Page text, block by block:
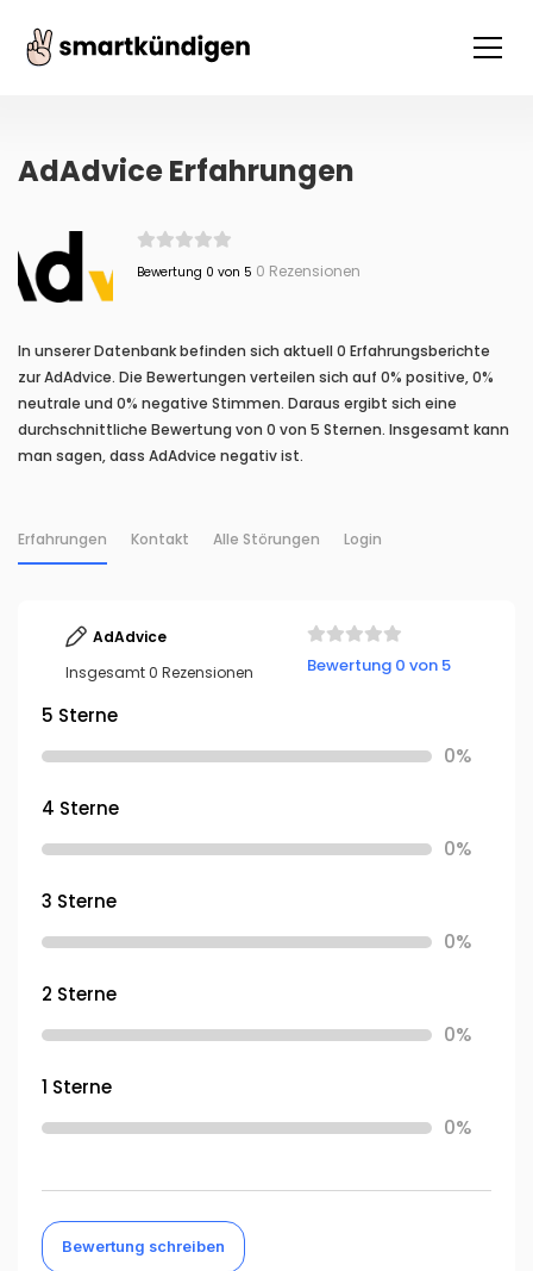
AdAdvice Erfahrungen
Bewertung 0 von 5 0 Rezensionen
In unserer Datenbank befinden sich aktuell 0 Erfahrungsberichte
zur AdAdvice. Die Bewertungen verteilen sich auf 0% positive, 0%
neutrale und 0% negative Stimmen. Daraus ergibt sich eine
durchschnittliche Bewertung von 0 von 5 Sternen. Insgesamt kann
man sagen, dass AdAdvice negativ ist.
Erfahrungen Kontakt Alle Störungen Login
AdAdvice
Insgesamt 0 Rezensionen
Bewertung 0 von 5
5 Sterne
0%
4 Sterne
0%
3 Sterne
0%
2 Sterne
0%
1 Sterne
0%
Bewertung schreiben